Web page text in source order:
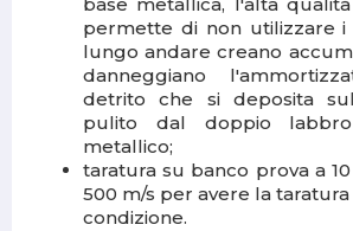
base metallica, l'alta
permette di non utilizzare i
lungo andare creano
danneggiano
detrito che si deposita
pulito dal doppio
metallico;
taratura su banco prova a
500 m/s per avere la
condizione.